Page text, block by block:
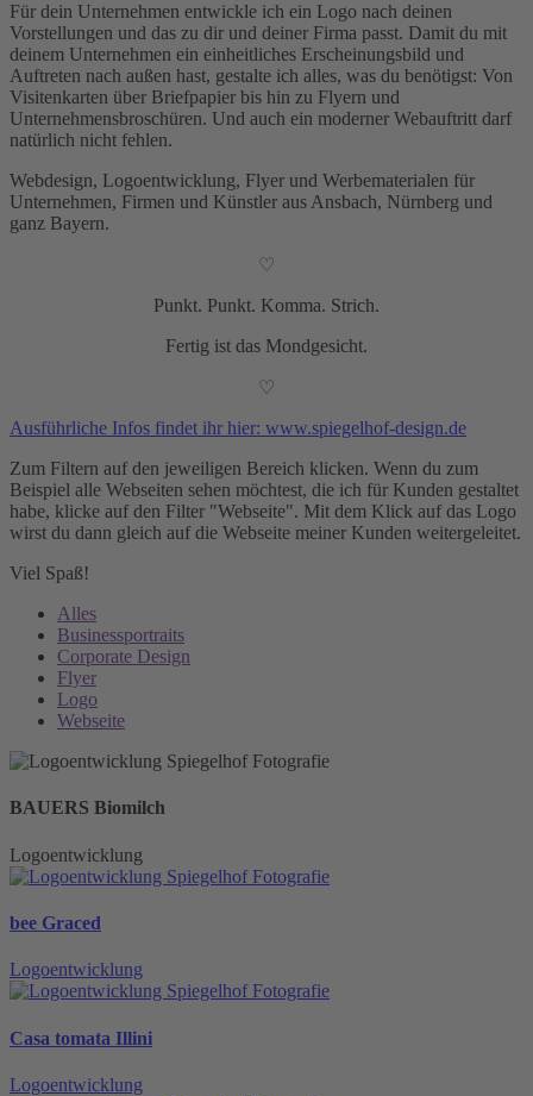
Für dein Unternehmen entwickle ich ein Logo nach deinen
Vorstellungen und das zu dir und deiner Firma passt. Damit du mit
deinem Unternehmen ein einheitliches Erscheinungsbild und
Auftreten nach außen hast, gestalte ich alles, was du benötigst: Von
Visitenkarten über Briefpapier bis hin zu Flyern und
Unternehmensbroschüren. Und auch ein moderner Webauftritt darf
natürlich nicht fehlen.
Webdesign, Logoentwicklung, Flyer und Werbematerialen für
Unternehmen, Firmen und Künstler aus Ansbach, Nürnberg und
ganz Bayern.
♡
Punkt. Punkt. Komma. Strich.
Fertig ist das Mondgesicht.
♡
Ausführliche Infos findet ihr hier: www.spiegelhof-design.de
Zum Filtern auf den jeweiligen Bereich klicken. Wenn du zum
Beispiel alle Webseiten sehen möchtest, die ich für Kunden gestaltet
habe, klicke auf den Filter "Webseite". Mit dem Klick auf das Logo
wirst du dann gleich auf die Webseite meiner Kunden weitergeleitet.
Viel Spaß!
Alles
Businessportraits
Corporate Design
Flyer
Logo
Webseite
BAUERS Biomilch
Logoentwicklung
bee Graced
Logoentwicklung
Casa tomata Illini
Logoentwicklung